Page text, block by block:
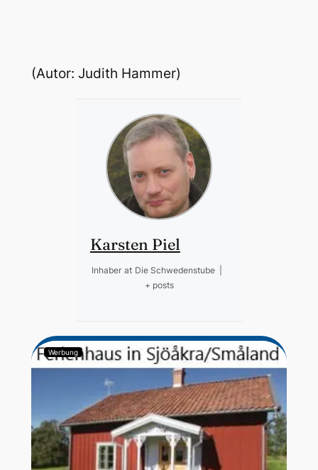
(Autor: Judith Hammer)
Karsten Piel
Inhaber at Die Schwedenstube
+ posts
Werbung